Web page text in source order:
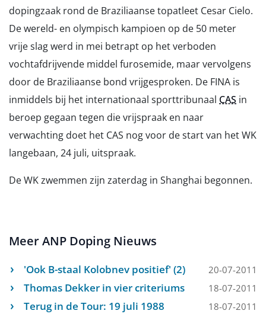
dopingzaak rond de Braziliaanse topatleet Cesar Cielo.
De wereld- en olympisch kampioen op de 50 meter
vrije slag werd in mei betrapt op het verboden
vochtafdrijvende middel furosemide, maar vervolgens
door de Braziliaanse bond vrijgesproken. De FINA is
inmiddels bij het internationaal sporttribunaal CAS in
beroep gegaan tegen die vrijspraak en naar
verwachting doet het CAS nog voor de start van het WK
langebaan, 24 juli, uitspraak.
De WK zwemmen zijn zaterdag in Shanghai begonnen.
Meer ANP Doping Nieuws
'Ook B-staal Kolobnev positief' (2) 20-07-2011
Thomas Dekker in vier criteriums 18-07-2011
Terug in de Tour: 19 juli 1988 18-07-2011